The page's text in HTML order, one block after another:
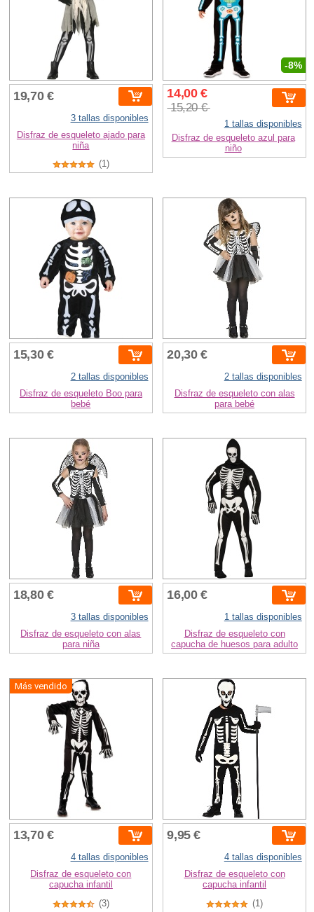
19,70 €
3 tallas disponibles
Disfraz de esqueleto ajado para
niña
(1)
-8%
14,00 €
15,20 €
1 tallas disponibles
Disfraz de esqueleto azul para
niño
15,30 €
2 tallas disponibles
Disfraz de esqueleto Boo para
bebé
20,30 €
2 tallas disponibles
Disfraz de esqueleto con alas
para bebé
18,80 €
3 tallas disponibles
Disfraz de esqueleto con alas
para niña
16,00 €
1 tallas disponibles
Disfraz de esqueleto con
capucha de huesos para adulto
Más vendido
13,70 €
4 tallas disponibles
Disfraz de esqueleto con
capucha infantil
(3)
9,95 €
4 tallas disponibles
Disfraz de esqueleto con
capucha infantil
(1)